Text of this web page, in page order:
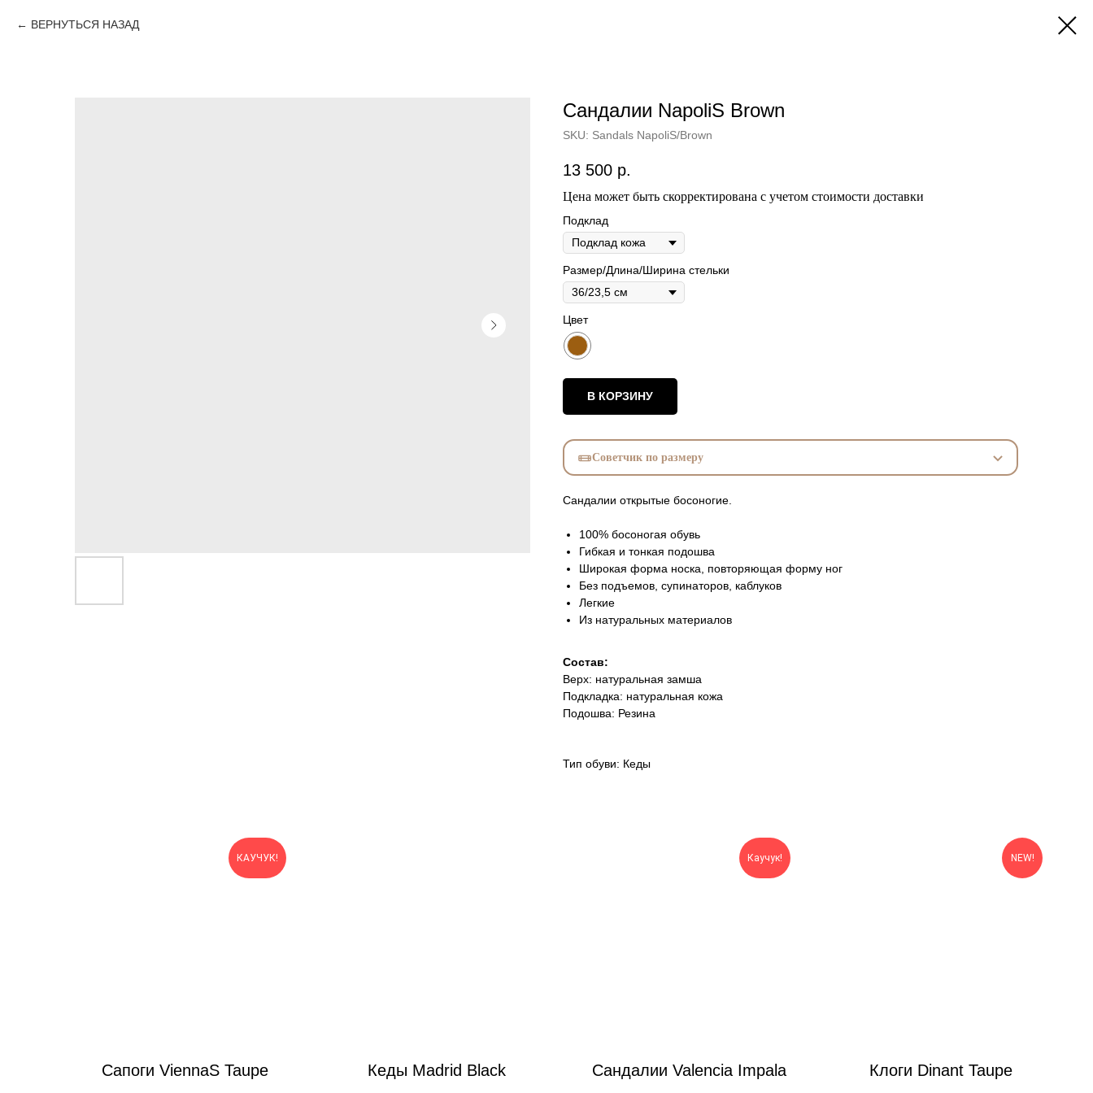
ВЕРНУТЬСЯ НАЗАД
Сандалии NapoliS Brown
SKU: Sandals NapoliS/Brown
13 500 р.
Цена может быть скорректирована с учетом стоимости доставки
Подклад
Размер/Длина/Ширина стельки
Цвет
В КОРЗИНУ
Советчик по размеру
Сандалии открытые босоногие.
100% босоногая обувь
Гибкая и тонкая подошва
Широкая форма носка, повторяющая форму ног
Без подъемов, супинаторов, каблуков
Легкие
Из натуральных материалов
Состав:
Верх: натуральная замша
Подкладка: натуральная кожа
Подошва: Резина
Тип обуви: Кеды
КАУЧУК!
Сапоги ViennaS Taupe Кеды Madrid Black
Каучук!
Сандалии Valencia Impala
NEW!
Клоги Dinant Taupe